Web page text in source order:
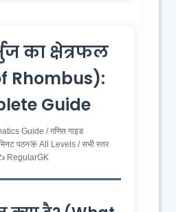
का क्षेत्रफल
Rhombus):
Guide
Guide / गणित गाइड
पठन🎯 All Levels / सभी स्तर
RegularGK